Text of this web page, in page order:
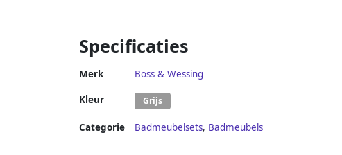
Specificaties
Merk Boss & Wessing
Kleur Grijs
Categorie Badmeubelsets, Badmeubels